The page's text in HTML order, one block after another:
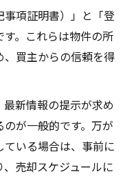
保管と管理術
に役立つコツ
動産売却管理方法
のチェックリスト
ル防止ポイント
事項証明書）」と「登
。これらは物件の所
買主からの信頼を得
新情報の提示が求め
が一般的です。万が
いる場合は、事前に
売却スケジュールに